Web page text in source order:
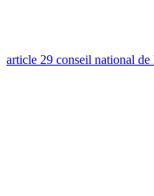
article 29 conseil national de